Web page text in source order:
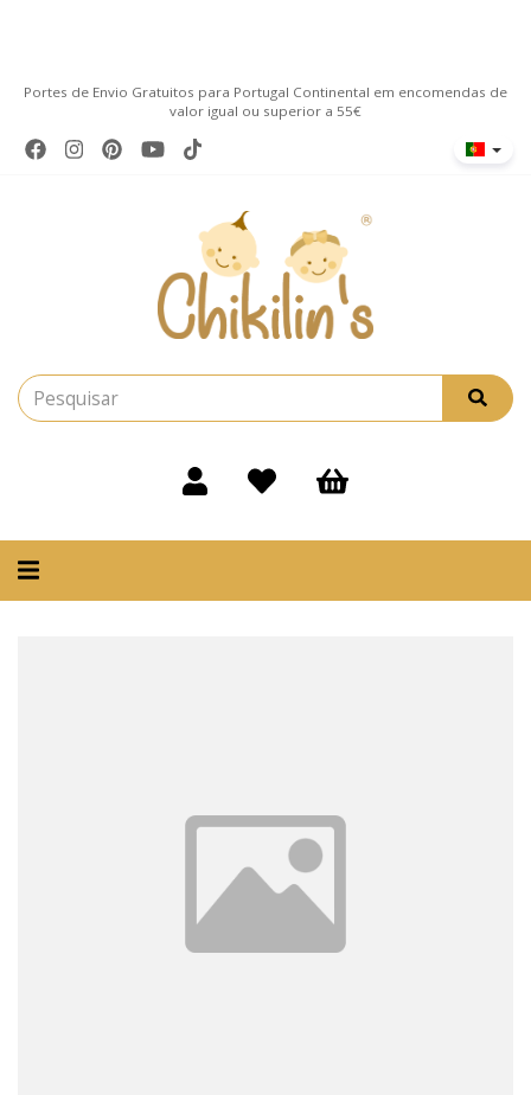
Portes de Envio Gratuitos para Portugal Continental em encomendas de
valor igual ou superior a 55€
Alternar